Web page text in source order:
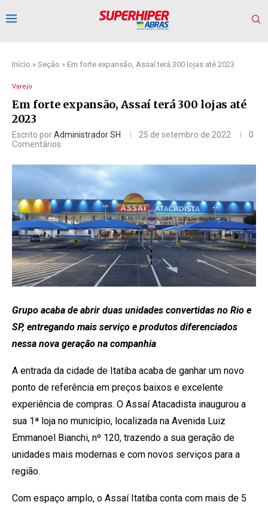
Início » Seção » Em forte expansão, Assaí terá 300 lojas até 2023
Varejo
Em forte expansão, Assaí terá 300 lojas até
2023
Escrito porAdministrador SH 25 de setembro de 2022
0
Comentários
Grupo acaba de abrir duas unidades convertidas no Rio e
SP, entregando mais serviço e produtos diferenciados
nessa nova geração na companhia
A entrada da cidade de Itatiba acaba de ganhar um novo
ponto de referência em preços baixos e excelente
experiência de compras. O Assaí Atacadista inaugurou a
sua 1ª loja no município, localizada na Avenida Luiz
Emmanoel Bianchi, nº 120, trazendo a sua geração de
unidades mais modernas e com novos serviços para a
região.
Com espaço amplo, o Assaí Itatiba conta com mais de 5